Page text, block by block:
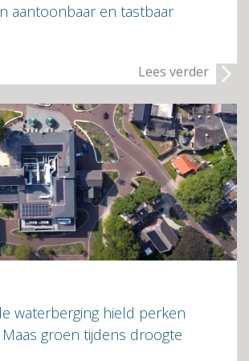
aantoonbaar en tastbaar
Lees verder
waterberging hield perken
groen tijdens droogte